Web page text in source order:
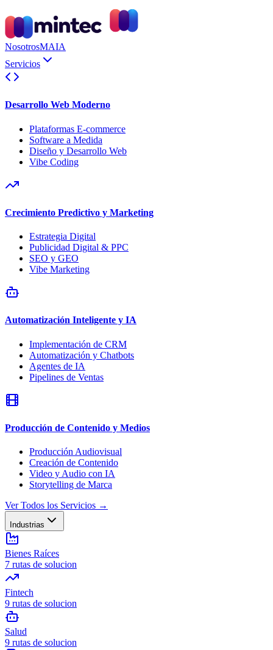
NosotrosMAIA
Servicios
Desarrollo Web Moderno
Plataformas E-commerce
Software a Medida
Diseño y Desarrollo Web
Vibe Coding
Crecimiento Predictivo y Marketing
Estrategia Digital
Publicidad Digital & PPC
SEO y GEO
Vibe Marketing
Automatización Inteligente y IA
Implementación de CRM
Automatización y Chatbots
Agentes de IA
Pipelines de Ventas
Producción de Contenido y Medios
Producción Audiovisual
Creación de Contenido
Video y Audio con IA
Storytelling de Marca
Ver Todos los Servicios →
Industrias
Bienes Raíces
7 rutas de solucion
Fintech
9 rutas de solucion
Salud
9 rutas de solucion